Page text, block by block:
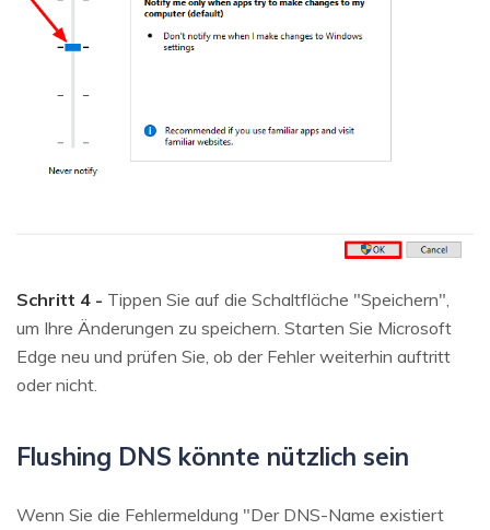
Schritt 4 - Tippen Sie auf die Schaltfläche "Speichern",
um Ihre Änderungen zu speichern. Starten Sie Microsoft
Edge neu und prüfen Sie, ob der Fehler weiterhin auftritt
oder nicht.
Flushing DNS könnte nützlich sein
Wenn Sie die Fehlermeldung "Der DNS-Name existiert